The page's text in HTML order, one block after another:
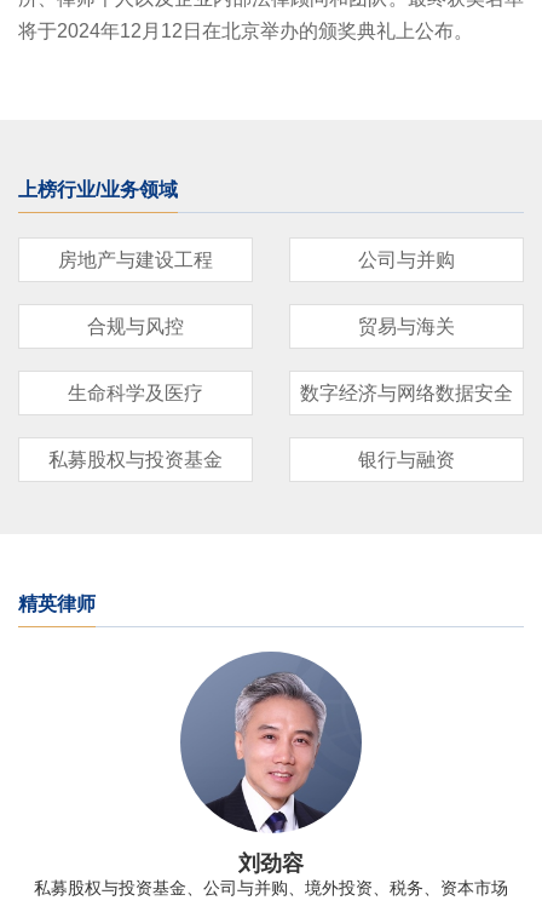
将于2024年12月12日在北京举办的颁奖典礼上公布。
上榜行业/业务领域
房地产与建设工程 公司与并购
合规与风控 贸易与海关
生命科学及医疗 数字经济与网络数据安全
私募股权与投资基金 银行与融资
精英律师
刘劲容
私募股权与投资基金、公司与并购、境外投资、税务、资本市场